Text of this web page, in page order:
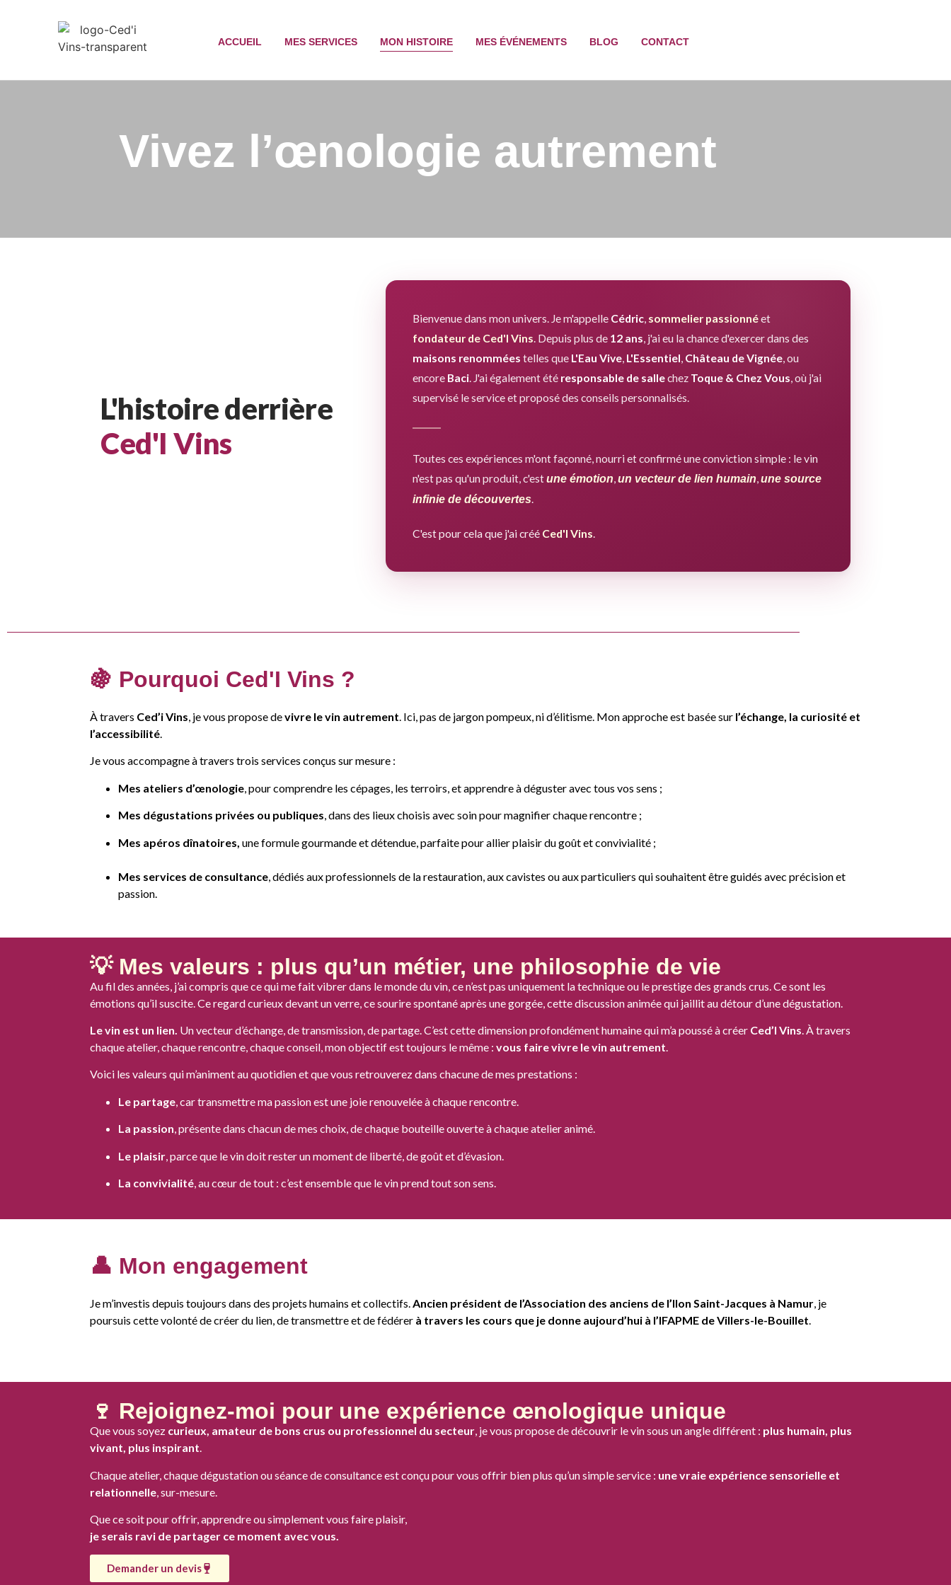
ACCUEIL MES SERVICES MON HISTOIRE MES ÉVÉNEMENTS BLOG CONTACT
Vivez l’œnologie autrement
L'histoire derrière
Ced'I Vins
Bienvenue dans mon univers. Je m'appelle Cédric, sommelier passionnéet
fondateur de Ced'I Vins. Depuis plus de 12 ans, j'ai eu la chance d'exercer dans des
maisons renommées telles que L'Eau Vive, L'Essentiel, Château de Vignée, ou
encore Baci. J'ai également été responsable de sallechez Toque & Chez Vous, où j'ai
supervisé le service et proposé des conseils personnalisés.
Toutes ces expériences m'ont façonné, nourri et confirmé une conviction simple : le vin
n'est pas qu'un produit, c'estune émotion,un vecteur de lien humain,une source
infinie de découvertes.
C'est pour cela que j'ai créé Ced'I Vins.
🍇 Pourquoi Ced'I Vins ?
À travers Ced’i Vins, je vous propose devivre le vin autrement. Ici, pas de jargon pompeux, ni d’élitisme. Mon approche est basée sur l’échange, la curiosité et
l’accessibilité.
Je vous accompagne à travers trois services conçus sur mesure :
Mes ateliers d’œnologie , pour comprendre les cépages, les terroirs, et apprendre à déguster avec tous vos sens ;
Mes dégustations privées ou publiques, dans des lieux choisis avec soin pour magnifier chaque rencontre ;
Mes apéros dînatoires, une formule gourmande et détendue, parfaite pour allier plaisir du goût et convivialité ;
Mes services de consultance , dédiés aux professionnels de la restauration, aux cavistes ou aux particuliers qui souhaitent être guidés avec précision et
passion.
💡 Mes valeurs : plus qu’un métier, une philosophie de vie
Au fil des années, j’ai compris que ce qui me fait vibrer dans le monde du vin, ce n’est pas uniquement la technique ou le prestige des grands crus. Ce sont les
émotions qu’il suscite. Ce regard curieux devant un verre, ce sourire spontané après une gorgée, cette discussion animée qui jaillit au détour d’une dégustation.
Le vin est un lien. Un vecteur d’échange, de transmission, de partage. C’est cette dimension profondément humaine qui m’a poussé à créer Ced’I Vins. À travers
chaque atelier, chaque rencontre, chaque conseil, mon objectif est toujours le même : vous faire vivre le vin autrement.
Voici les valeurs qui m’animent au quotidien et que vous retrouverez dans chacune de mes prestations :
Le partage , car transmettre ma passion est une joie renouvelée à chaque rencontre.
La passion, présente dans chacun de mes choix, de chaque bouteille ouverte à chaque atelier animé.
Le plaisir , parce que le vin doit rester un moment de liberté, de goût et d’évasion.
La convivialité, au cœur de tout : c’est ensemble que le vin prend tout son sens.
👤 Mon engagement
Je m’investis depuis toujours dans des projets humains et collectifs.Ancien président de l’Association des anciens de l’Ilon Saint-Jacques à Namur, je
poursuis cette volonté de créer du lien, de transmettre et de fédérer à travers les cours que je donne aujourd’hui à l’IFAPME de Villers-le-Bouillet.
🍷 Rejoignez-moi pour une expérience œnologique unique
Que vous soyez curieux, amateur de bons crus ou professionnel du secteur, je vous propose de découvrir le vin sous un angle différent : plus humain, plus
vivant, plus inspirant.
Chaque atelier, chaque dégustation ou séance de consultance est conçu pour vous offrir bien plus qu’un simple service : une vraie expérience sensorielle et
relationnelle , sur-mesure.
Que ce soit pour offrir, apprendre ou simplement vous faire plaisir,
je serais ravi de partager ce moment avec vous.
Demander un devis